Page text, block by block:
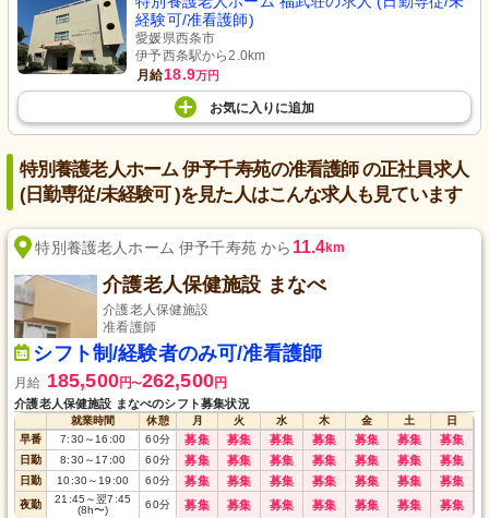
経験可/准看護師)
愛媛県西条市
伊予西条駅から2.0km
月給18.9万円
お気に入り に追加
特別養護老人ホーム 伊予千寿苑の准看護師 の正社員求人
(日勤専従/未経験可 )を見た人はこんな求人も見ています
特別養護老人ホーム 伊予千寿苑 から 11.4km
介護老人保健施設 まなべ
介護老人保健施設
准看護師
シフト制/経験者のみ可/准看護師
月給 185,500円〜262,500円
介護老人保健施設 まなべのシフト募集状況
就業時間 休憩 月 火 水 木 金 土
日
早番
7:30～16:00 60分 募集 募集 募集 募集 募集 募集 募集
日勤 8:30～17:00 60分 募集 募集 募集 募集 募集 募集 募集
日勤 10:30～19:00 60分 募集 募集 募集 募集 募集 募集 募集
夜勤 21:45 ～翌7:45
(8h〜)
60分 募集 募集 募集 募集 募集 募集 募集